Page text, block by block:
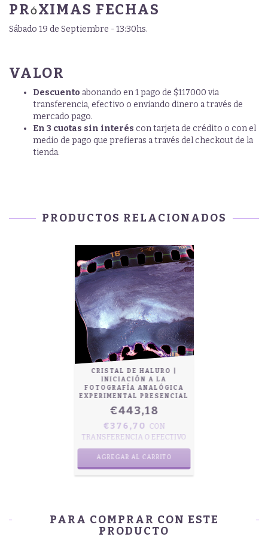
PRÓXIMAS FECHAS
Sábado 19 de Septiembre - 13:30hs.
VALOR
Descuento abonando en 1 pago de $117000 via
transferencia, efectivo o enviando dinero a través de
mercado pago.
En 3 cuotas sin interés con tarjeta de crédito o con el
medio de pago que prefieras a través del checkout de la
tienda.
PRODUCTOS RELACIONADOS
CRISTAL DE HALURO |
INICIACIÓN A LA
FOTOGRAFÍA ANALÓGICA
EXPERIMENTAL PRESENCIAL
€443,18
€376,70 CON
TRANSFERENCIA O EFECTIVO
AGREGAR AL CARRITO
PARA COMPRAR CON ESTE
PRODUCTO